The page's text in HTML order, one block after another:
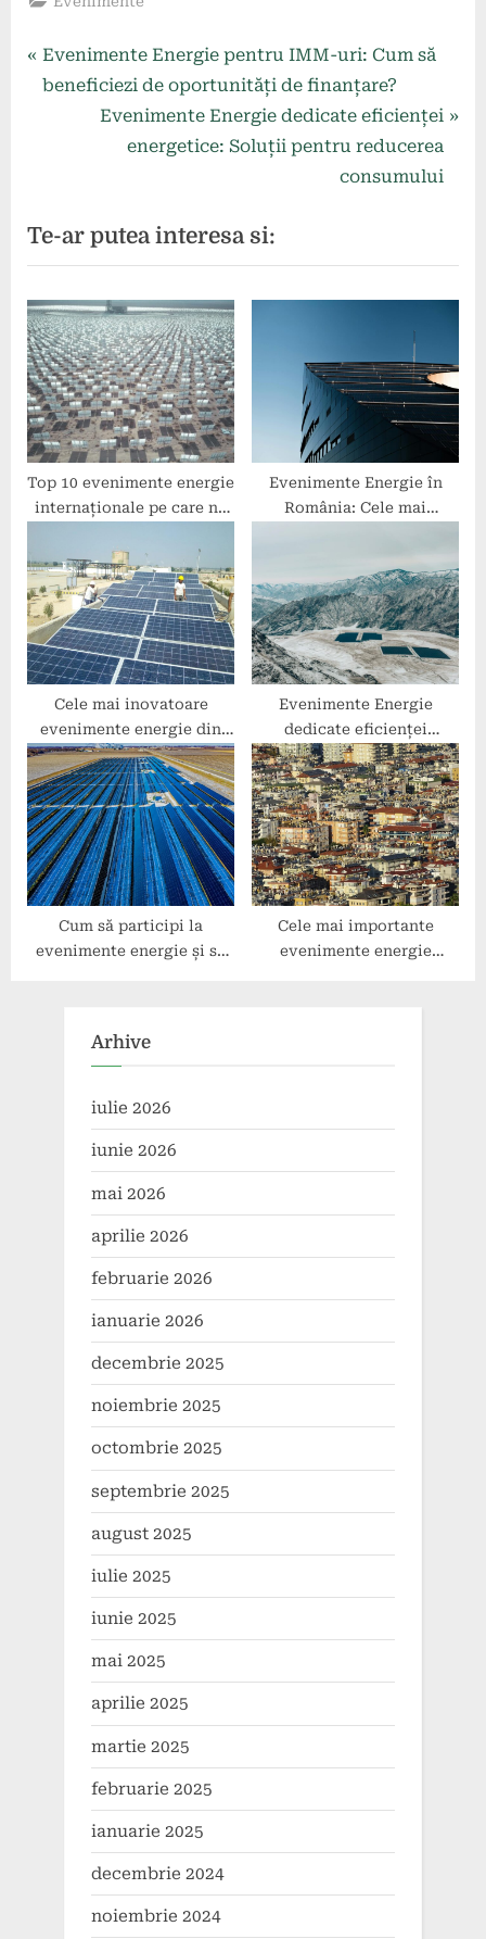
Navigare
articole
P
r
u
s
P
o
s
t
:
Evenimente Energie pentru IMM-uri: Cum să
beneficiezi de oportunități de finanțare?
N
P
o
s
t
:
Evenimente Energie dedicate eficienței
energetice: Soluții pentru reducerea
consumului
Te-ar putea interesa si:
Top 10 evenimente energie
internaționale pe care nu
Evenimente Energie în
România: Cele mai
Cele mai inovatoare
evenimente energie din
Europa Centrală și de Est
Evenimente Energie
dedicate eficienței
energetice: Soluții pentru
reducerea consumului
Cum să participi la
evenimente energie și să
Cele mai importante
evenimente energie
Arhive
iulie 2026
iunie 2026
mai 2026
aprilie 2026
februarie 2026
ianuarie 2026
decembrie 2025
noiembrie 2025
octombrie 2025
septembrie 2025
august 2025
iulie 2025
iunie 2025
mai 2025
aprilie 2025
martie 2025
februarie 2025
ianuarie 2025
decembrie 2024
noiembrie 2024